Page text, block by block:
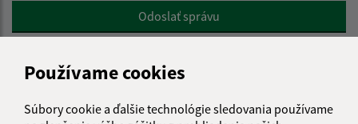
Používame cookies
Súbory cookie a ďalšie technológie sledovania používame
Google reCaptcha ResponseOdoslať správu